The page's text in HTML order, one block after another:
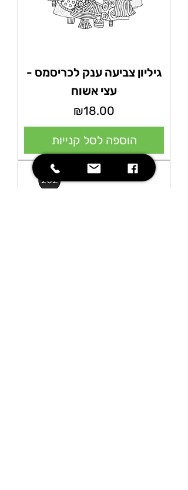
גיליון צביעה ענק לכריסמס -
עצי אשוח
מחיר
₪18.00
הוספה לסל קנייות